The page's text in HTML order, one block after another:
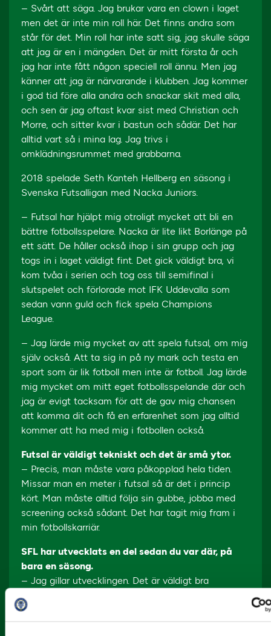
– Svårt att säga. Jag brukar vara en clown i laget
men det är inte min roll här. Det finns andra som
står för det. Min roll har inte satt sig, jag skulle säga
att jag är en i mängden. Det är mitt första år och
jag har inte fått någon speciell roll ännu. Men jag
känner att jag är närvarande i klubben. Jag kommer
i god tid före alla andra och snackar skit med alla,
och sen är jag oftast kvar sist med Christian och
Morre, och sitter kvar i bastun och sådär. Det har
alltid vart så i mina lag. Jag trivs i
omklädningsrummet med grabbarna.
2018 spelade Seth Kanteh Hellberg en säsong i
Svenska Futsalligan med Nacka Juniors.
– Futsal har hjälpt mig otroligt mycket att bli en
bättre fotbollsspelare. Nacka är lite likt Borlänge på
ett sätt. De håller också ihop i sin grupp och jag
togs in i laget väldigt fint. Det gick väldigt bra, vi
kom tvåa i serien och tog oss till semifinal i
slutspelet och förlorade mot IFK Uddevalla som
sedan vann guld och fick spela Champions
League.
– Jag lärde mig mycket av att spela futsal, om mig
själv också. Att ta sig in på ny mark och testa en
sport som är lik fotboll men inte är fotboll. Jag lärde
mig mycket om mitt eget fotbollsspelande där och
jag är evigt tacksam för att de gav mig chansen
att komma dit och få en erfarenhet som jag alltid
kommer att ha med mig i fotbollen också.
Futsal är väldigt tekniskt och det är små ytor.
– Precis, man måste vara påkopplad hela tiden.
Missar man en meter i futsal så är det i princip
kört. Man måste alltid följa sin gubbe, jobba med
screening också sådant. Det har tagit mig fram i
min fotbollskarriär.
SFL har utvecklats en del sedan du var där, på
bara en säsong.
– Jag gillar utvecklingen. Det är väldigt bra
fotbollsspelare som också spelar futsal. Det är
spelare från Division 1. Det är kul att det blivit ett
större intresse för futsal, både att titta på och att